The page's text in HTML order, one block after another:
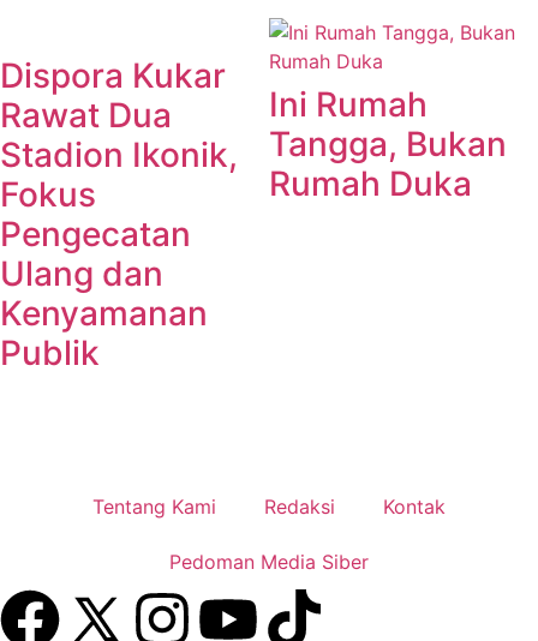
Dispora Kukar
Rawat Dua
Stadion Ikonik,
Fokus
Pengecatan
Ulang dan
Kenyamanan
Publik
Ini Rumah
Tangga, Bukan
Rumah Duka
Tentang Kami Redaksi Kontak
Pedoman Media Siber